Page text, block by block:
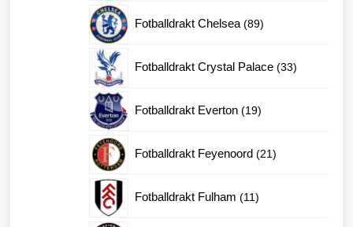
Fotballdrakt Chelsea 8989
Fotballdrakt Crystal Palace 3333
Fotballdrakt Everton 1919
Fotballdrakt Feyenoord 2121
Fotballdrakt Fulham 1111